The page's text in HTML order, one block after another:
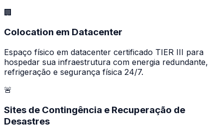
🏢
Colocation em Datacenter
Espaço físico em datacenter certificado TIER III para
hospedar sua infraestrutura com energia redundante,
refrigeração e segurança física 24/7.
🚨
Sites de Contingência e Recuperação de
Desastres